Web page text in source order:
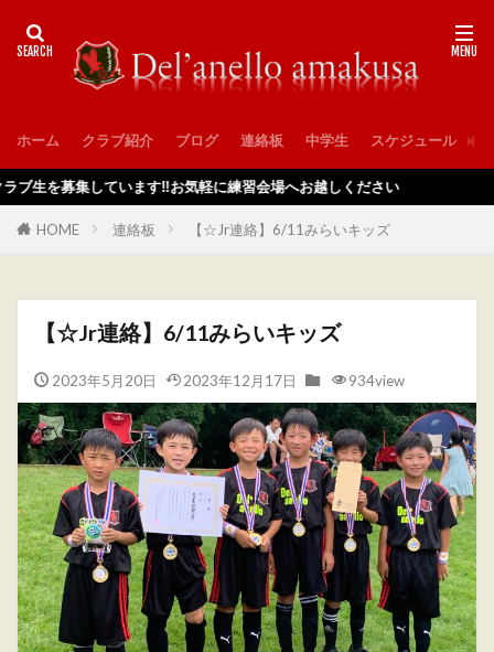
ホーム クラブ紹介 ブログ 連絡板 中学生 スケジュール
を募集しています‼️お気軽に練習会場へお越しください
HOME 連絡板 【☆Jr連絡】6/11みらいキッズ
【☆Jr連絡】6/11みらいキッズ
2023年5月20日 2023年12月17日 934view